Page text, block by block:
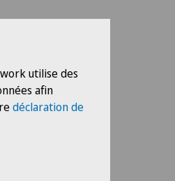
!
utilise des
afin
déclaration de